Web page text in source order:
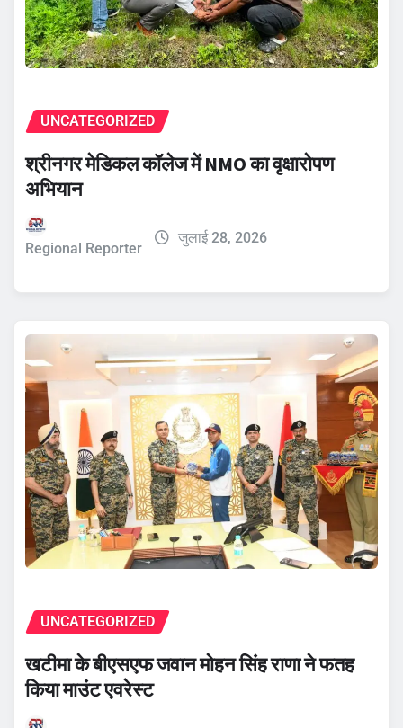
UNCATEGORIZED
श्रीनगर मेडिकल कॉलेज में NMO का वृक्षारोपण
अभियान
Regional Reporter
जुलाई 28, 2026
UNCATEGORIZED
खटीमा के बीएसएफ जवान मोहन सिंह राणा ने फतह
किया माउंट एवरेस्ट